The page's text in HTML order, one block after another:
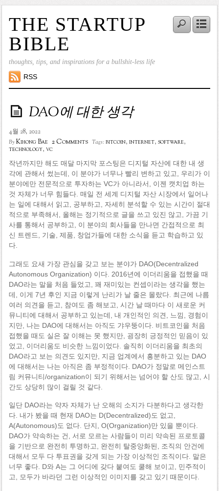
THE STARTUP
BIBLE
thoughts, tips, and inspirations for a bullshit-less life
RSS
DAO에 대한 생각
4월 28, 2022
ByKihong Bae 2 Comments Tags:bitcoin, internet, software,
technology, vc
작년까지만 해도 매달 마지막 포스팅은 디지털 자산에 대한 내 생
각에 관해서 썼는데, 이 분야가 너무나 빨리 변하고 있고, 우리가 이
분야에만 전문적으로 투자하는 VC가 아니라서, 이젠 캣치업 하는
것 자체가 너무 힘들다. 매일 전 세계 디지털 자산 시장에서 일어나
는 일에 대해서 읽고, 공부하고, 자세히 분석할 수 있는 시간이 절대
적으로 부족해서, 올해는 정기적으로 글을 쓰고 있진 않고, 가끔 기
사를 통해서 공부하고, 이 분야의 회사들을 만나면 간접적으로 최
신 트렌드, 기술, 제품, 창업가들에 대한 소식을 듣고 학습하고 있
다.
그래도 요새 가장 관심을 갖고 보는 분야가 DAO(Decentralized
Autonomous Organization) 이다. 2016년에 이더리움을 접했을 때
DAO라는 말을 처음 들었고, 꽤 재미있는 컨셉이라는 생각을 했는
데, 이게 7년 후인 지금 이렇게 난리가 날 줄은 몰랐다. 최근에 나름
여러 의견을 듣고, 참여도 좀 해보고, 시간 날 때마다 이 새로운 커
뮤니티에 대해서 공부하고 있는데, 내 개인적인 의견, 느낌, 경험이
지만, 나는 DAO에 대해서는 아직도 갸우뚱이다. 비트코인을 처음
접했을 때도 실은 잘 이해는 못 했지만, 굉장히 긍정적인 믿음이 있
었고, 이더리움도 비슷한 느낌이었다. 솔직히 이더리움을 최초의
DAO라고 보는 의견도 있지만, 지금 업계에서 흥분하고 있는 DAO
에 대해서는 나는 아직은 좀 부정적이다. DAO가 정말로 메인스트
림 커뮤니티/organization이 되기 위해서는 넘어야 할 산도 많고, 시
간도 상당히 많이 걸릴 것 같다.
일단 DAO라는 약자 자체가 난 오해의 소지가 다분하다고 생각한
다. 내가 봤을 때 현재 DAO는 D(Decentralized)도 없고,
A(Autonomous)도 없다. 단지, O(Organization)만 있을 뿐이다.
DAO가 약속하는 건, 서로 모르는 사람들이 미리 약속된 프로토콜
을 기반으로 완전히 투명하고, 완전히 탈중앙화된, 조직의 안건에
대해서 모두 다 투표권을 갖게 되는 가장 이상적인 조직이다. 말은
너무 좋다. D와 A는 그 어디에 갖다 붙여도 쿨해 보이고, 민주적이
고, 모두가 바라던 그런 이상적인 이미지를 갖고 있기 때문이다.